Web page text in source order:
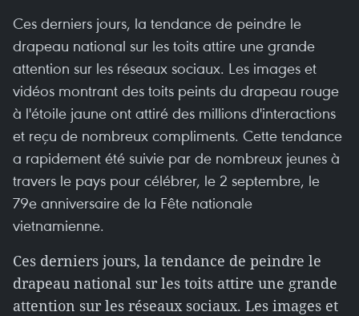
Ces derniers jours, la tendance de peindre le
drapeau national sur les toits attire une grande
attention sur les réseaux sociaux. Les images et
vidéos montrant des toits peints du drapeau rouge
à l'étoile jaune ont attiré des millions d'interactions
et reçu de nombreux compliments. Cette tendance
a rapidement été suivie par de nombreux jeunes à
travers le pays pour célébrer, le 2 septembre, le
79e anniversaire de la Fête nationale
vietnamienne.
Ces derniers jours, la tendance de peindre le
drapeau national sur les toits attire une grande
attention sur les réseaux sociaux. Les images et